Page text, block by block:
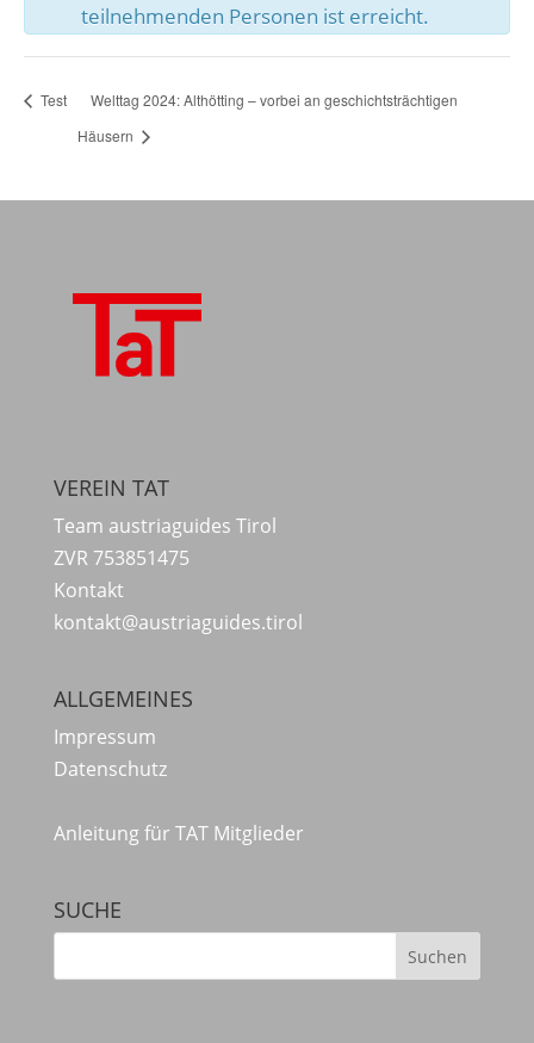
teilnehmenden Personen ist erreicht.
Test
Welttag 2024: Althötting – vorbei an geschichtsträchtigen
Häusern
VEREIN TAT
Team austriaguides Tirol
ZVR 753851475
Kontakt
kontakt@austriaguides.tirol
ALLGEMEINES
Impressum
Datenschutz
Anleitung für TAT Mitglieder
SUCHE